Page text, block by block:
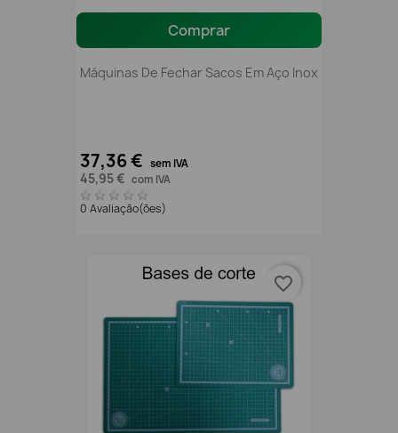
Comprar
Máquinas De Fechar Sacos Em Aço Inox
37,36 € sem IVA
45,95 € com IVA
0 Avaliação(ões)
favorite_border